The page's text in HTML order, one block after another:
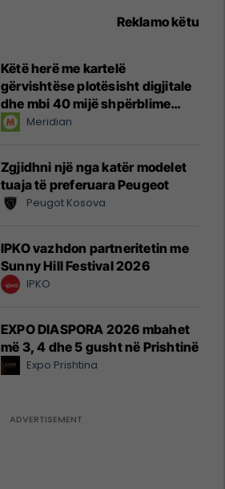
Reklamo këtu
Këtë herë me kartelë
gërvishtëse plotësisht digjitale
dhe mbi 40 mijë shpërblime
instant!Meridian
Zgjidhni një nga katër modelet
tuaja të preferuara Peugeot
Peugot Kosova
IPKO vazhdon partneritetin me
Sunny Hill Festival 2026
IPKO
EXPO DIASPORA 2026 mbahet
më 3, 4 dhe 5 gusht në Prishtinë
Expo Prishtina